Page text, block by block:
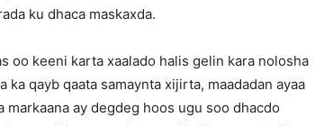
ku dhaca maskaxda.
oo keeni karta xaalado halis gelin kara nolosha
qayb qaata samaynta xijirta, maadadan ayaa
markaana ay degdeg hoos ugu soo dhacdo